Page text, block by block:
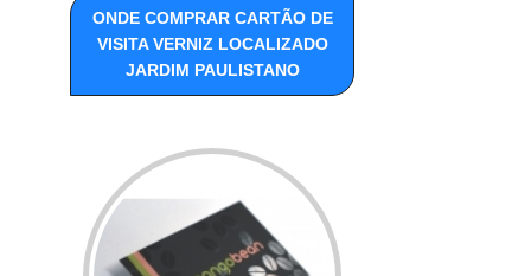
ONDE COMPRAR CARTÃO DE
VISITA VERNIZ LOCALIZADO
JARDIM PAULISTANO